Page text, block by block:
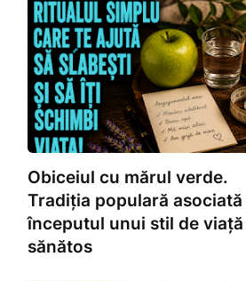
Obiceiul cu mărul verde.
Tradiția populară asociată
începutul unui stil de viață
sănătos